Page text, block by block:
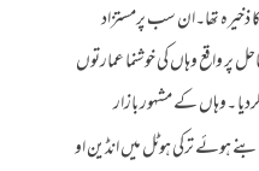
تھا۔ان سب پرمستزاد
واقع وہاں کی خوشنما عمارتوں
۔وہاں کے مشہور بازار
ہوئے ترکی ہوٹل میں انڈین او